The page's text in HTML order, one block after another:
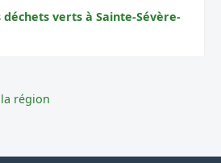
verts à Sainte-Sévère-
région